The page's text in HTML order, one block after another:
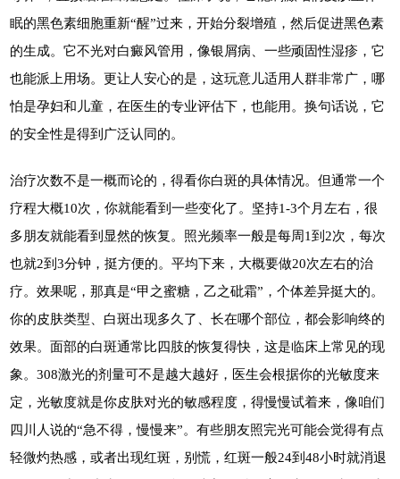
眠的黑色素细胞重新“醒”过来，开始分裂增殖，然后促进黑色素
的生成。它不光对白癜风管用，像银屑病、一些顽固性湿疹，它
也能派上用场。更让人安心的是，这玩意儿适用人群非常广，哪
怕是孕妇和儿童，在医生的专业评估下，也能用。换句话说，它
的安全性是得到广泛认同的。
治疗次数不是一概而论的，得看你白斑的具体情况。但通常一个
疗程大概10次，你就能看到一些变化了。坚持1-3个月左右，很
多朋友就能看到显然的恢复。照光频率一般是每周1到2次，每次
也就2到3分钟，挺方便的。平均下来，大概要做20次左右的治
疗。效果呢，那真是“甲之蜜糖，乙之砒霜”，个体差异挺大的。
你的皮肤类型、白斑出现多久了、长在哪个部位，都会影响终的
效果。面部的白斑通常比四肢的恢复得快，这是临床上常见的现
象。308激光的剂量可不是越大越好，医生会根据你的光敏度来
定，光敏度就是你皮肤对光的敏感程度，得慢慢试着来，像咱们
四川人说的“急不得，慢慢来”。有些朋友照完光可能会觉得有点
轻微灼热感，或者出现红斑，别慌，红斑一般24到48小时就消退